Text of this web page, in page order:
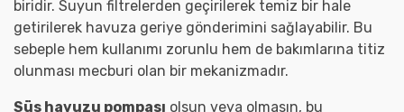
biridir. Suyun filtrelerden geçirilerek temiz bir hale
getirilerek havuza geriye gönderimini sağlayabilir. Bu
sebeple hem kullanımı zorunlu hem de bakımlarına titiz
olunması mecburi olan bir mekanizmadır.
Süs havuzu pompası olsun veya olmasın, bu